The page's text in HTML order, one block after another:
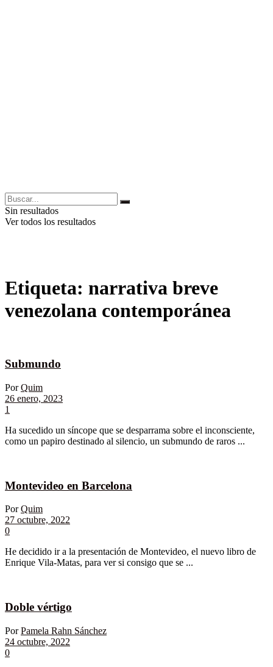
Sin resultados
Ver todos los resultados
Etiqueta: narrativa breve
venezolana contemporánea
Submundo
Por Quim
26 enero, 2023
1
Ha sucedido un síncope que se desparrama sobre el inconsciente,
como un papiro destinado al silencio, un submundo de raros ...
Montevideo en Barcelona
Por Quim
27 octubre, 2022
0
He decidido ir a la presentación de Montevideo, el nuevo libro de
Enrique Vila-Matas, para ver si consigo que se ...
Doble vértigo
Por Pamela Rahn Sánchez
24 octubre, 2022
0